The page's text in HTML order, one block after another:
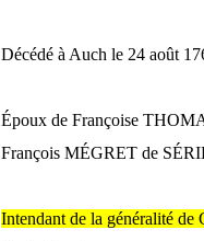
Décédé à Auch le 24 août
Époux de Françoise
François MÉGRET de
Intendant de la généralité de